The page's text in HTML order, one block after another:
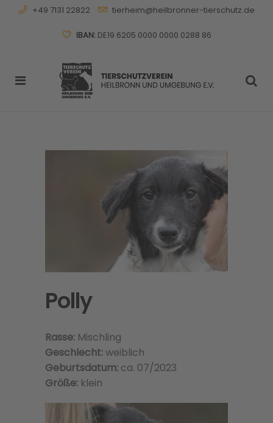
+49 7131 22822 tierheim@heilbronner-tierschutz.de
IBAN:DE19 6205 0000 0000 0288 86
Polly
Rasse: Mischling
Geschlecht:weiblich
Geburtsdatum: ca. 07/2023
Größe: klein